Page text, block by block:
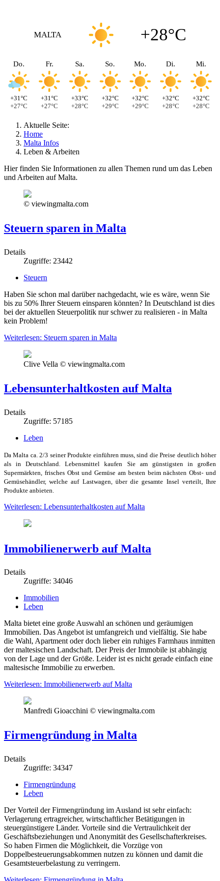
MALTA +28°C
Do.
+31°C
+27°C
Fr.
+31°C
+27°C
Sa.
+33°C
+28°C
So.
+32°C
+29°C
Mo.
+32°C
+29°C
Di.
+32°C
+28°C
Mi.
+32°C
+28°C
Aktuelle Seite:
Home
Malta Infos
Leben & Arbeiten
Hier finden Sie Informationen zu allen Themen rund um das Leben
und Arbeiten auf Malta.
© viewingmalta.com
Steuern sparen in Malta
Details
Zugriffe: 23442
Steuern
Haben Sie schon mal darüber nachgedacht, wie es wäre, wenn Sie
bis zu 50% Ihrer Steuern einsparen könnten? In Deutschland ist dies
bei der aktuellen Steuerpolitik nur schwer zu realisieren - in Malta
kein Problem!
Weiterlesen: Steuern sparen in Malta
Clive Vella © viewingmalta.com
Lebensunterhaltkosten auf Malta
Details
Zugriffe: 57185
Leben
Da Malta ca. 2/3 seiner Produkte einführen muss, sind die Preise deutlich höher
als in Deutschland. Lebensmittel kaufen Sie am günstigsten in großen
Supermärkten, frisches Obst und Gemüse am besten beim nächsten Obst- und
Gemüsehändler, welche auf Lastwagen, über die gesamte Insel verteilt, Ihre
Produkte anbieten.
Weiterlesen: Lebensunterhaltkosten auf Malta
Immobilienerwerb auf Malta
Details
Zugriffe: 34046
Immobilien
Leben
Malta bietet eine große Auswahl an schönen und geräumigen
Immobilien. Das Angebot ist umfangreich und vielfältig. Sie habe
die Wahl, Apartment oder doch lieber ein ruhiges Farmhaus inmitten
der maltesischen Landschaft. Der Preis der Immobile ist abhängig
von der Lage und der Größe. Leider ist es nicht gerade einfach eine
maltesische Immobilie zu erwerben.
Weiterlesen: Immobilienerwerb auf Malta
Manfredi Gioacchini © viewingmalta.com
Firmengründung in Malta
Details
Zugriffe: 34347
Firmengründung
Leben
Der Vorteil der Firmengründung im Ausland ist sehr einfach:
Verlagerung ertragreicher, wirtschaftlicher Betätigungen in
steuergünstigere Länder. Vorteile sind die Vertraulichkeit der
Geschäftsbeziehungen und Anonymität des Gesellschafterkreises.
So haben Firmen die Möglichkeit, die Vorzüge von
Doppelbesteuerungsabkommen nutzen zu können und damit die
Gesamtsteuerbelastung zu verringern.